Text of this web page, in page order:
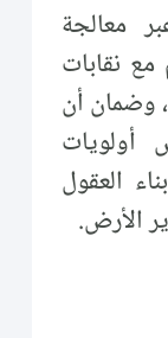
معالجة
مع نقابات
وضمان أن
أولويات
العقول
الأرض.